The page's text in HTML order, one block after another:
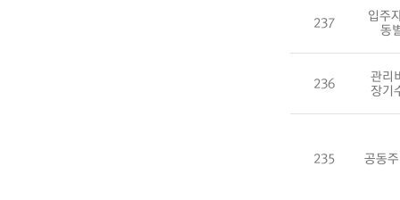
237
입주
동
236
관리
장기
235 공동